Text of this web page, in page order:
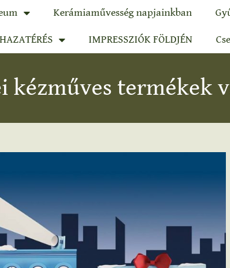
Kerámiaművesség napjainkban
HAZATÉRÉS IMPRESSZIÓK FÖLDJÉN
kézműves termékek